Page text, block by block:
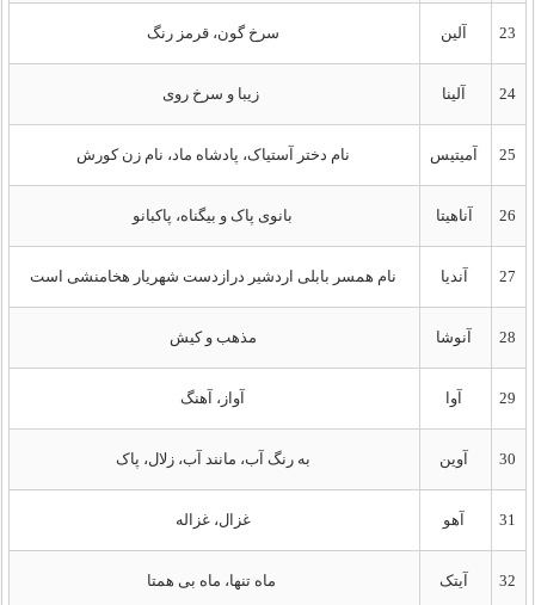
آلین سرخ گون، قرمز رنگ
24 آلینا زیبا و سرخ روی
آمیتیس نام دختر آستیاک، پادشاه ماد، نام زن کورش
آناهیتا بانوی پاک و بیگناه، پاکبانو
آندیا نام همسر بابلی اردشیر درازدست شهریار هخامنشی است
آنوشا مذهب و کیش
آوا آواز، آهنگ
آوین به رنگ آب، مانند آب، زلال، پاک
آهو غزال، غزاله
آیتک ماه تنها، ماه بی همتا